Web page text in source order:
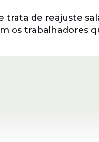
trata de reajuste
os trabalhadores